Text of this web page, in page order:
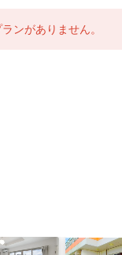
ンがありません。